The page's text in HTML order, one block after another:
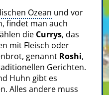
Ozean und vor
findet man auch
die Currys, das
mit Fleisch oder
genannt Roshi,
Gerichten.
Huhn gibt es
Alles andere muss